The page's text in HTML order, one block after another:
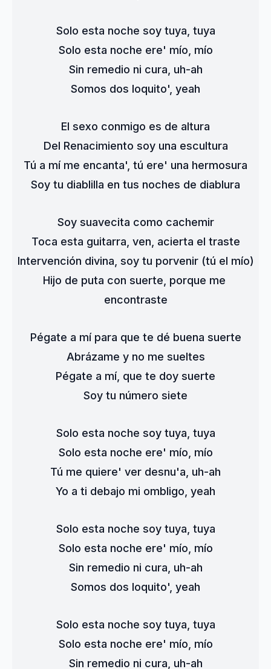
Solo esta noche soy tuya, tuya
Solo esta noche ere' mío, mío
Sin remedio ni cura, uh-ah
Somos dos loquito', yeah
El sexo conmigo es de altura
Del Renacimiento soy una escultura
Tú a mí me encanta', tú ere' una hermosura
Soy tu diablilla en tus noches de diablura
Soy suavecita como cachemir
Toca esta guitarra, ven, acierta el traste
Intervención divina, soy tu porvenir (tú el mío)
Hijo de puta con suerte, porque me
encontraste
Pégate a mí para que te dé buena suerte
Abrázame y no me sueltes
Pégate a mí, que te doy suerte
Soy tu número siete
Solo esta noche soy tuya, tuya
Solo esta noche ere' mío, mío
Tú me quiere' ver desnu'a, uh-ah
Yo a ti debajo mi ombligo, yeah
Solo esta noche soy tuya, tuya
Solo esta noche ere' mío, mío
Sin remedio ni cura, uh-ah
Somos dos loquito', yeah
Solo esta noche soy tuya, tuya
Solo esta noche ere' mío, mío
Sin remedio ni cura, uh-ah